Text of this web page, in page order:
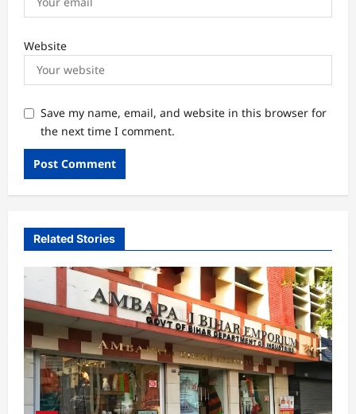
Website
Save my name, email, and website in this browser for
the next time I comment.
Related Stories